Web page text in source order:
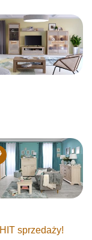
HIT sprzedaży!